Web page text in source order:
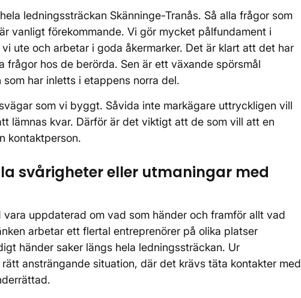
ledningssträckan Skänninge-Tranås. Så alla frågor som
vanligt förekommande. Vi gör mycket pålfundament i
ute och arbetar i goda åkermarker. Det är klart att det har
frågor hos de berörda. Sen är ett växande spörsmål
har inletts i etappens norra del.
som vi byggt. Såvida inte markägare uttryckligen vill
lämnas kvar. Därför är det viktigt att de som vill att en
kontaktperson.
svårigheter eller utmaningar med
uppdaterad om vad som händer och framför allt vad
arbetar ett flertal entreprenörer på olika platser
händer saker längs hela ledningssträckan. Ur
ansträngande situation, där det krävs täta kontakter med